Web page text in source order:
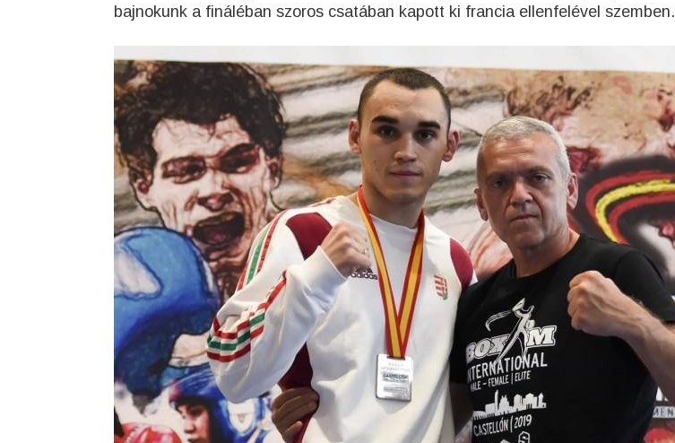
bajnokunk a fináléban szoros csatában kapott ki francia ellenfelével szemben.